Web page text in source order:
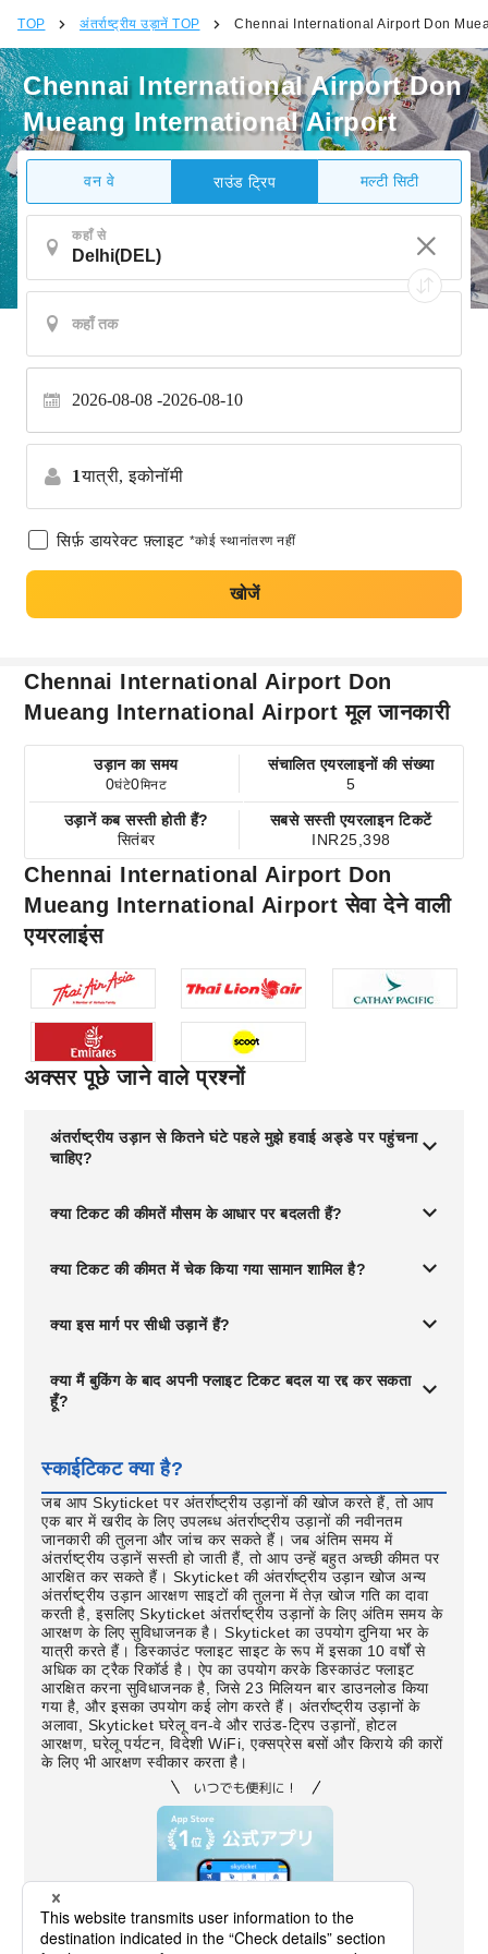
TOP अंतर्राष्ट्रीय उड़ानें TOP Chennai International Airport Don
Chennai International Airport Don
Mueang International Airport
वन वे राउंड ट्रिप मल्टी सिटी
कहाँ से
2026-08-08 2026-08-10
1यात्री, इकोनॉमी
सिर्फ़ डायरेक्ट फ़्लाइट *कोई स्थानांतरण नहीं
खोजें
Chennai International Airport Don
Mueang International Airport मूल जानकारी
उड़ान का समय
0घंटे0मिनट
संचालित एयरलाइनों की संख्या
5
उड़ानें कब सस्ती होती हैं?
सितंबर
सबसे सस्ती एयरलाइन टिकटें
INR25,398
Chennai International Airport Don
Mueang International Airport सेवा देने वाली
एयरलाइंस
अक्सर पूछे जाने वाले प्रश्नों
अंतर्राष्ट्रीय उड़ान से कितने घंटे पहले मुझे हवाई अड्डे पर पहुंचना
चाहिए?
क्या टिकट की कीमतें मौसम के आधार पर बदलती हैं?
क्या टिकट की कीमत में चेक किया गया सामान शामिल है?
क्या इस मार्ग पर सीधी उड़ानें हैं?
क्या मैं बुकिंग के बाद अपनी फ्लाइट टिकट बदल या रद्द कर सकता
हूँ?
स्काईटिकट क्या है?
जब आप Skyticket पर अंतर्राष्ट्रीय उड़ानों की खोज करते हैं, तो आप
एक बार में खरीद के लिए उपलब्ध अंतर्राष्ट्रीय उड़ानों की नवीनतम
जानकारी की तुलना और जांच कर सकते हैं। जब अंतिम समय में
अंतर्राष्ट्रीय उड़ानें सस्ती हो जाती हैं, तो आप उन्हें बहुत अच्छी कीमत पर
आरक्षित कर सकते हैं। Skyticket की अंतर्राष्ट्रीय उड़ान खोज अन्य
अंतर्राष्ट्रीय उड़ान आरक्षण साइटों की तुलना में तेज़ खोज गति का दावा
करती है, इसलिए Skyticket अंतर्राष्ट्रीय उड़ानों के लिए अंतिम समय के
आरक्षण के लिए सुविधाजनक है। Skyticket का उपयोग दुनिया भर के
यात्री करते हैं। डिस्काउंट फ्लाइट साइट के रूप में इसका 10 वर्षों से
अधिक का ट्रैक रिकॉर्ड है। ऐप का उपयोग करके डिस्काउंट फ्लाइट
आरक्षित करना सुविधाजनक है, जिसे 23 मिलियन बार डाउनलोड किया
गया है, और इसका उपयोग कई लोग करते हैं। अंतर्राष्ट्रीय उड़ानों के
अलावा, Skyticket घरेलू वन-वे और राउंड-ट्रिप उड़ानों, होटल
आरक्षण, घरेलू पर्यटन, विदेशी WiFi, एक्सप्रेस बसों और किराये की कारों
के लिए भी आरक्षण स्वीकार करता है।